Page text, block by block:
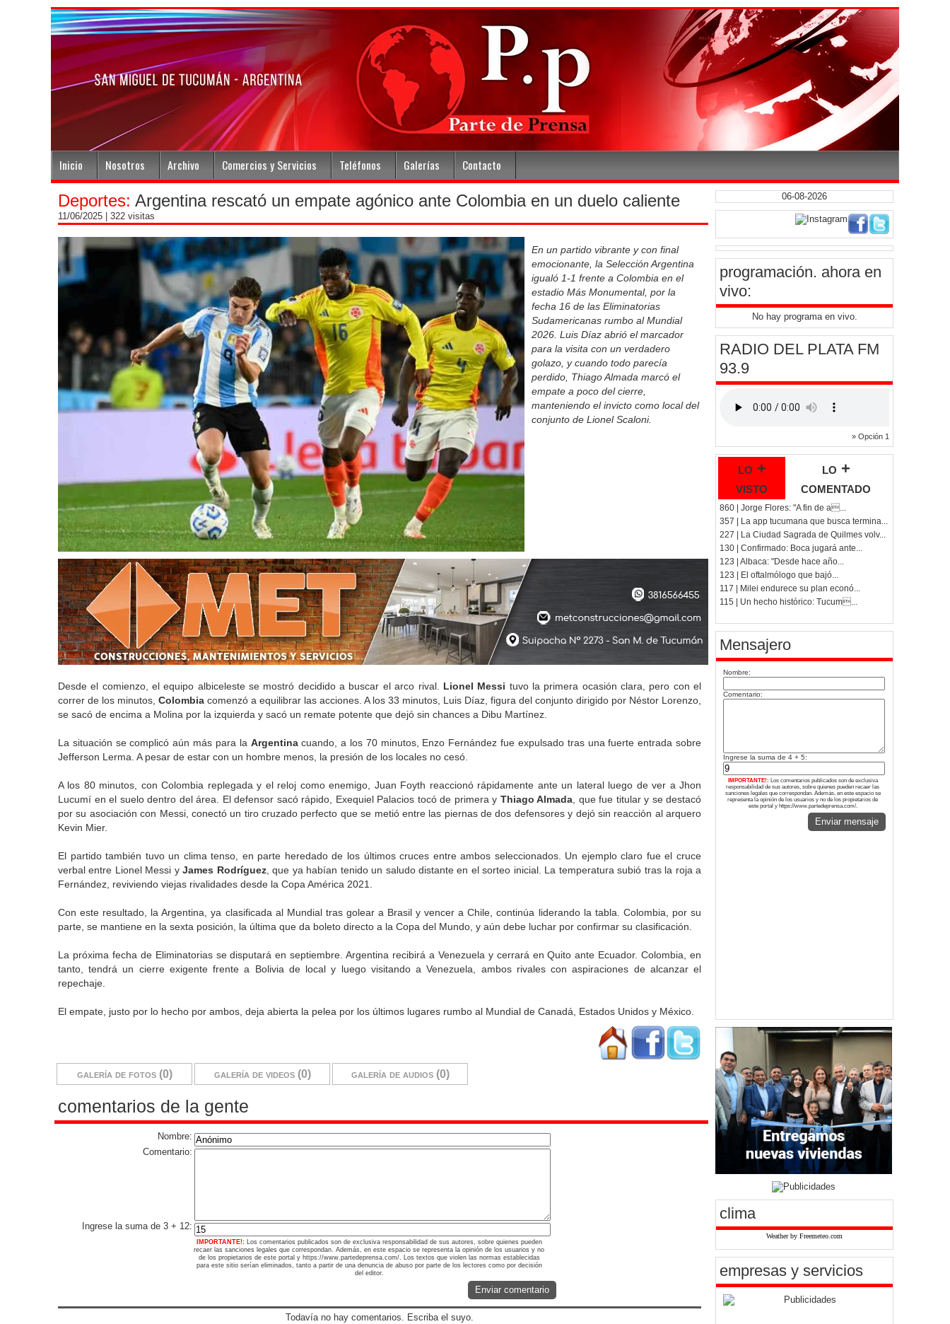
Inicio Nosotros Archivo Comercios y Servicios Teléfonos Galerías Contacto
Deportes: Argentina rescató un empate agónico ante Colombia en un duelo caliente
11/06/2025 | 322 visitas
En un partido vibrante y con final
emocionante, la Selección Argentina
igualó 1-1 frente a Colombia en el
estadio Más Monumental, por la
fecha 16 de las Eliminatorias
Sudamericanas rumbo al Mundial
2026. Luis Díaz abrió el marcador
para la visita con un verdadero
golazo, y cuando todo parecía
perdido, Thiago Almada marcó el
empate a poco del cierre,
manteniendo el invicto como local del
conjunto de Lionel Scaloni.
Desde el comienzo, el equipo albiceleste se mostró decidido a buscar el arco rival. Lionel Messi tuvo la primera ocasión clara, pero con el
correr de los minutos, Colombia comenzó a equilibrar las acciones. A los 33 minutos, Luis Díaz, figura del conjunto dirigido por Néstor Lorenzo,
se sacó de encima a Molina por la izquierda y sacó un remate potente que dejó sin chances a Dibu Martínez.
La situación se complicó aún más para la Argentinacuando, a los 70 minutos, Enzo Fernández fue expulsado tras una fuerte entrada sobre
Jefferson Lerma. A pesar de estar con un hombre menos, la presión de los locales no cesó.
A los 80 minutos, con Colombia replegada y el reloj como enemigo, Juan Foyth reaccionó rápidamente ante un lateral luego de ver a Jhon
Lucumí en el suelo dentro del área. El defensor sacó rápido, Exequiel Palacios tocó de primera y Thiago Almada, que fue titular y se destacó
por su asociación con Messi, conectó un tiro cruzado perfecto que se metió entre las piernas de dos defensores y dejó sin reacción al arquero
Kevin Mier.
El partido también tuvo un clima tenso, en parte heredado de los últimos cruces entre ambos seleccionados. Un ejemplo claro fue el cruce
verbal entre Lionel Messi yJames Rodríguez, que ya habían tenido un saludo distante en el sorteo inicial. La temperatura subió tras la roja a
Fernández, reviviendo viejas rivalidades desde la Copa América 2021.
Con este resultado, la Argentina, ya clasificada al Mundial tras golear a Brasil y vencer a Chile, continúa liderando la tabla. Colombia, por su
parte, se mantiene en la sexta posición, la última que da boleto directo a la Copa del Mundo, y aún debe luchar por confirmar su clasificación.
La próxima fecha de Eliminatorias se disputará en septiembre. Argentina recibirá a Venezuela y cerrará en Quito ante Ecuador. Colombia, en
tanto, tendrá un cierre exigente frente a Bolivia de local y luego visitando a Venezuela, ambos rivales con aspiraciones de alcanzar el
repechaje.
El empate, justo por lo hecho por ambos, deja abierta la pelea por los últimos lugares rumbo al Mundial de Canadá, Estados Unidos y México.
galería de fotos (0) galería de videos (0) galería de audios (0)
comentarios de la gente
Nombre:
Comentario:
Ingrese la suma de 3 + 12:
IMPORTANTE!: Los comentarios publicados son de exclusiva responsabilidad de sus autores, sobre quienes pueden
recaer las sanciones legales que correspondan. Además, en este espacio se representa la opinión de los usuarios y no
de los propietarios de este portal y https://www.partedeprensa.com/. Los textos que violen las normas establecidas
para este sitio serían eliminados, tanto a partir de una denuncia de abuso por parte de los lectores como por decisión
del editor.
Enviar comentario
Todavía no hay comentarios. Escriba el suyo.
06-08-2026
programación. ahora en
vivo:
No hay programa en vivo.
RADIO DEL PLATA FM
93.9
» Opción 1
lo +
visto
lo +
comentado
860 | Jorge Flores: "A fin de a...
357 | La app tucumana que busca termina...
227 | La Ciudad Sagrada de Quilmes volv...
130 | Confirmado: Boca jugará ante...
123 | Albaca: "Desde hace año...
123 | El oftalmólogo que bajó...
117 | Milei endurece su plan econó...
115 | Un hecho histórico: Tucum...
Mensajero
Nombre:
Comentario:
Ingrese la suma de 4 + 5:
IMPORTANTE!: Los comentarios publicados son de exclusiva
responsabilidad de sus autores, sobre quienes pueden recaer las
sanciones legales que correspondan. Además, en este espacio se
representa la opinión de los usuarios y no de los propietarios de
este portal y https://www.partedeprensa.com/.
Enviar mensaje
clima
Weather by Freemeteo.com
empresas y servicios